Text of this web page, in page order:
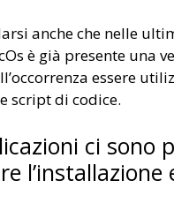
anche che nelle
è già presente una
essere
script di codice.
ci sono
l’installazione